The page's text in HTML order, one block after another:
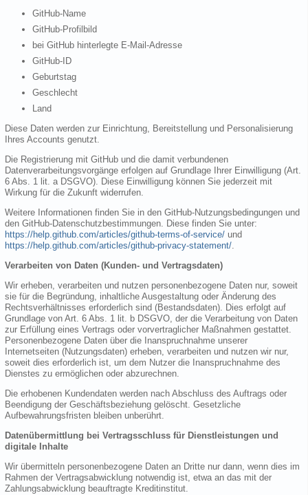
GitHub-Name
GitHub-Profilbild
bei GitHub hinterlegte E-Mail-Adresse
GitHub-ID
Geburtstag
Geschlecht
Land
Diese Daten werden zur Einrichtung, Bereitstellung und Personalisierung
Ihres Accounts genutzt.
Die Registrierung mit GitHub und die damit verbundenen
Datenverarbeitungsvorgänge erfolgen auf Grundlage Ihrer Einwilligung (Art.
6 Abs. 1 lit. a DSGVO). Diese Einwilligung können Sie jederzeit mit
Wirkung für die Zukunft widerrufen.
Weitere Informationen finden Sie in den GitHub-Nutzungsbedingungen und
den GitHub-Datenschutzbestimmungen. Diese finden Sie unter:
https://help.github.com/articles/github-terms-of-service/ und
https://help.github.com/articles/github-privacy-statement/.
Verarbeiten von Daten (Kunden- und Vertragsdaten)
Wir erheben, verarbeiten und nutzen personenbezogene Daten nur, soweit
sie für die Begründung, inhaltliche Ausgestaltung oder Änderung des
Rechtsverhältnisses erforderlich sind (Bestandsdaten). Dies erfolgt auf
Grundlage von Art. 6 Abs. 1 lit. b DSGVO, der die Verarbeitung von Daten
zur Erfüllung eines Vertrags oder vorvertraglicher Maßnahmen gestattet.
Personenbezogene Daten über die Inanspruchnahme unserer
Internetseiten (Nutzungsdaten) erheben, verarbeiten und nutzen wir nur,
soweit dies erforderlich ist, um dem Nutzer die Inanspruchnahme des
Dienstes zu ermöglichen oder abzurechnen.
Die erhobenen Kundendaten werden nach Abschluss des Auftrags oder
Beendigung der Geschäftsbeziehung gelöscht. Gesetzliche
Aufbewahrungsfristen bleiben unberührt.
Datenübermittlung bei Vertragsschluss für Dienstleistungen und
digitale Inhalte
Wir übermitteln personenbezogene Daten an Dritte nur dann, wenn dies im
Rahmen der Vertragsabwicklung notwendig ist, etwa an das mit der
Zahlungsabwicklung beauftragte Kreditinstitut.